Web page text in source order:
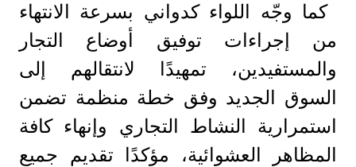
كما وجّه اللواء كدواني بسرعة الانتهاء
من إجراءات توفيق أوضاع التجار
والمستفيدين، تمهيدًا لانتقالهم إلى
السوق الجديد وفق خطة منظمة تضمن
استمرارية النشاط التجاري وإنهاء كافة
المظاهر العشوائية، مؤكدًا تقديم جميع